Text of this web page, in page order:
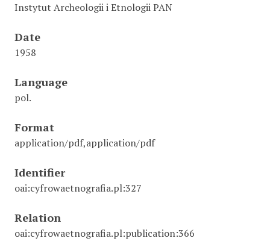
Instytut Archeologii i Etnologii PAN
Date
1958
Language
pol.
Format
application/pdf,application/pdf
Identifier
oai:cyfrowaetnografia.pl:327
Relation
oai:cyfrowaetnografia.pl:publication:366